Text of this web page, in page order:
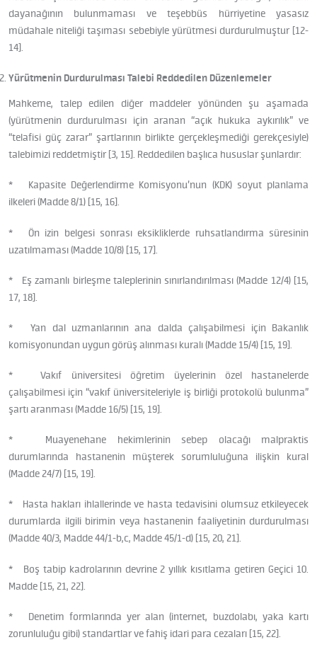
dayanağının bulunmaması ve teşebbüs hürriyetine yasasız
müdahale niteliği taşıması sebebiyle yürütmesi durdurulmuştur [12-
14].
Yürütmenin Durdurulması Talebi Reddedilen Düzenlemeler
Mahkeme, talep edilen diğer maddeler yönünden şu aşamada
(yürütmenin durdurulması için aranan “açık hukuka aykırılık” ve
“telafisi güç zarar” şartlarının birlikte gerçekleşmediği gerekçesiyle)
talebimizi reddetmiştir [3, 15]. Reddedilen başlıca hususlar şunlardır:
* Kapasite Değerlendirme Komisyonu’nun (KDK) soyut planlama
ilkeleri (Madde 8/1) [15, 16].
* Ön izin belgesi sonrası eksikliklerde ruhsatlandırma süresinin
uzatılmaması (Madde 10/8) [15, 17].
* Eş zamanlı birleşme taleplerinin sınırlandırılması (Madde 12/4) [15,
17, 18].
* Yan dal uzmanlarının ana dalda çalışabilmesi için Bakanlık
komisyonundan uygun görüş alınması kuralı (Madde 15/4) [15, 19].
* Vakıf üniversitesi öğretim üyelerinin özel hastanelerde
çalışabilmesi için “vakıf üniversiteleriyle iş birliği protokolü bulunma”
şartı aranması (Madde 16/5) [15, 19].
* Muayenehane hekimlerinin sebep olacağı malpraktis
durumlarında hastanenin müşterek sorumluluğuna ilişkin kural
(Madde 24/7) [15, 19].
* Hasta hakları ihlallerinde ve hasta tedavisini olumsuz etkileyecek
durumlarda ilgili birimin veya hastanenin faaliyetinin durdurulması
(Madde 40/3, Madde 44/1-b,c, Madde 45/1-d) [15, 20, 21].
* Boş tabip kadrolarının devrine 2 yıllık kısıtlama getiren Geçici 10.
Madde [15, 21, 22].
* Denetim formlarında yer alan (internet, buzdolabı, yaka kartı
zorunluluğu gibi) standartlar ve fahiş idari para cezaları [15, 22].